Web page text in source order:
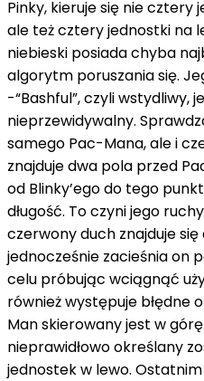
Pinky, kieruje się nie
ale też cztery jednostki na
niebieski posiada chyba
algorytm poruszania się.
-“Bashful”, czyli wstydliwy,
nieprzewidywalny.
samego Pac-Mana, ale i
znajduje dwa pola przed
od Blinky’ego do tego
długość. To czyni jego
czerwony duch znajduje
jednocześnie zacieśnia on
celu próbując wciągnąć
również występuje błędne
Man skierowany jest w
nieprawidłowo określany
jednostek w lewo.